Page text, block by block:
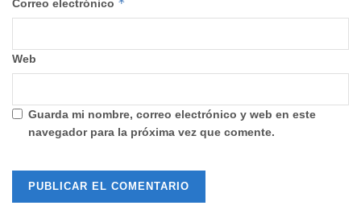
Correo electrónico
Web
Guarda mi nombre, correo electrónico y web en este
navegador para la próxima vez que comente.